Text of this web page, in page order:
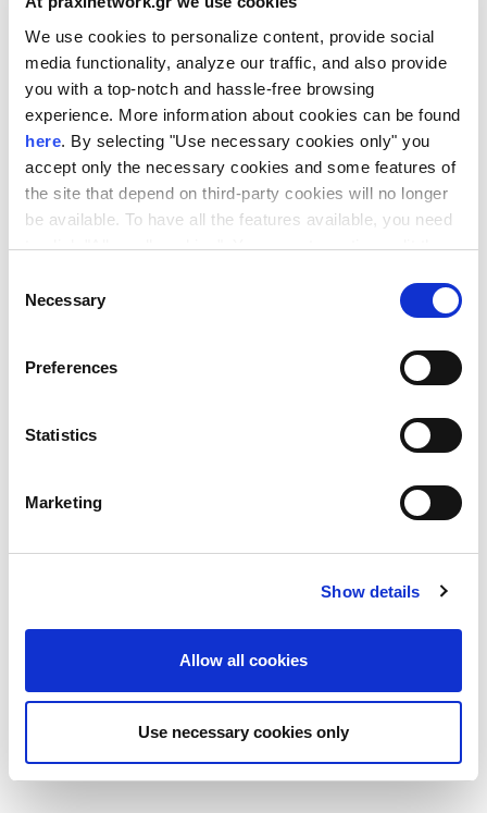
We use cookies to personalize content, provide social
media functionality, analyze our traffic, and also provide
you with a top-notch and hassle-free browsing
experience. More information about cookies can be found
here. By selecting "Use necessary cookies only" you
accept only the necessary cookies and some features of
the site that depend on third-party cookies will no longer
be available. To have all the features available, you need
to click "Allow all cookies". You can at any time edit the
our site under "Manage cookies".
Selection
Necessary
Preferences
Statistics
Marketing
Show details
Allow all cookies
Use necessary cookies only
Industrial & Precision
Machining for Automotive
Applications
Plastic & Rubber Technologies
for Automotive Use
Διαδικασία
συμμετοχής
φυσική παρουσία στους χώρους του
του Δικτύου ΠΡΑΞΗ: Μαρία Τσιάνα
tsiana@praxinetwork.gr) και Παναγιώτη